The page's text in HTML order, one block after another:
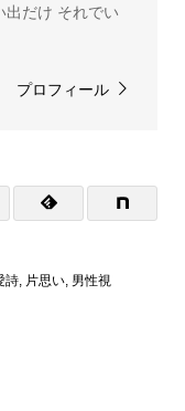
出だけ それでい
プロフィール
詩, 片思い, 男性視